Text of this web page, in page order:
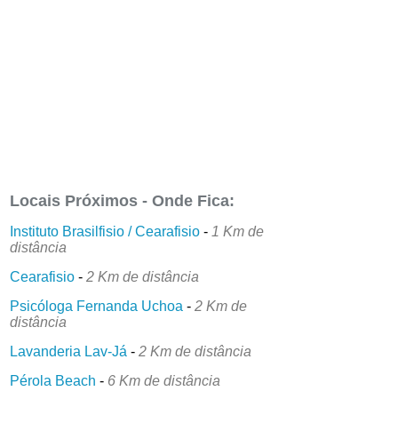
Locais Próximos - Onde Fica:
Instituto Brasilfisio / Cearafisio - 1 Km de
distância
Cearafisio -2 Km de distância
Psicóloga Fernanda Uchoa -2 Km de
distância
Lavanderia Lav-Já -2 Km de distância
Pérola Beach - 6 Km de distância